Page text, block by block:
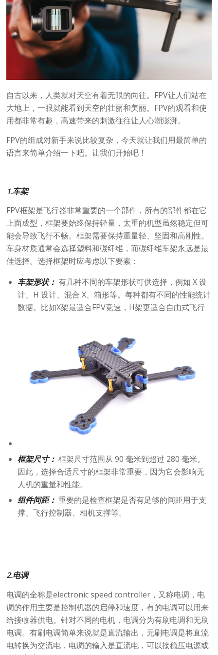
自古以来，人类就对天空有着无限的向往。FPV让人们站在
大地上，一眼就能看到天空的壮丽和美丽。FPV的观看和使
用都非常有趣，高速带来的刺激往往让人心潮澎湃。
FPV的组成对新手来说比较复杂，今天就让我们用最简单的
语言来简单介绍一下吧。让我们开始吧！
1.车架
FPV框架是飞行器非常重要的一个部件，所有的部件都在它
上面成型，框架要始终保持轻量，太重的机型虽然稳定但可
能会导致飞行不畅。框架需要保持重量轻、坚固和高刚性。
车身材质通常会选择塑料和碳纤维，而碳纤维车架永远是最
佳选择。选择框架时应考虑以下要素：
车架形状：有几种不同的车架形状可供选择，例如 X 设
计、H 设计、混合 X、箱形等。每种都有不同的性能统计
数据。比如X架最适合FPV竞速，H架更适合自由式飞行
框架尺寸：框架尺寸范围从 90 毫米到超过 280 毫米。
因此，选择合适尺寸的框架非常重要，因为它会影响无
人机的重量和性能。
组件间距：重要的是检查框架是否有足够的间距用于支
撑、飞行控制器、相机支撑等。
2.电调
电调的全称是electronic speed controller，又称电调，电
调的作用主要是控制机器的启停和速度，有的电调可以用来
给接收器供电。针对不同的电机，电调分为有刷电调和无刷
电调。有刷电调简单来说就是直流输出，无刷电调是将直流
电转换为交流电，电调的输入是直流电，可以接稳压电源或